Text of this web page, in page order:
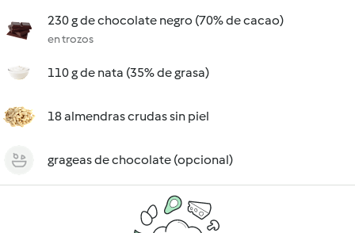
230 g de chocolate negro (70% de cacao)
en trozos
110 g de nata (35% de grasa)
18 almendras crudas sin piel
grageas de chocolate (opcional)